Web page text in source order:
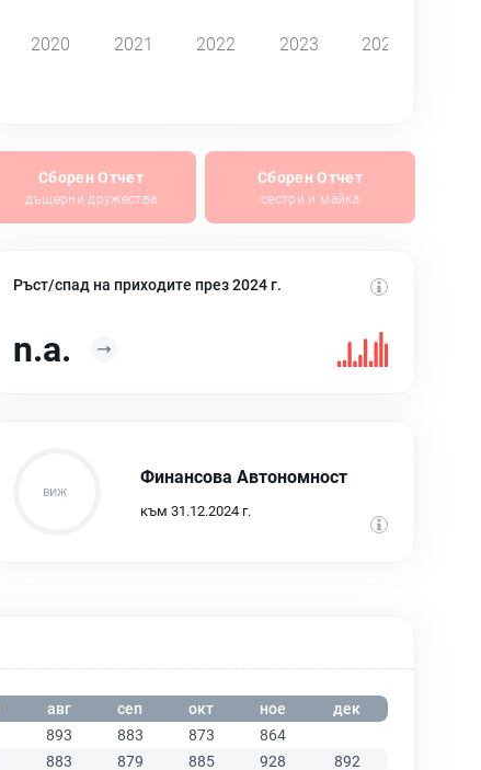
2020 2021 2022 2023 2024
Сборен Отчет
дъщерни дружества
Сборен Отчет
сестри и майка
Ръст/спад на приходите през 2024 г.
n.a.
Финансова Автономност
към 31.12.2024 г.
авг сеп окт ное
дек
893 883 873
864
883 879 885 928
892